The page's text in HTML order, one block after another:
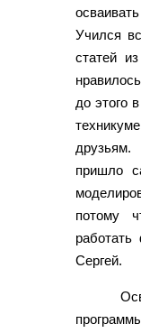
Учился
статей
до этого
пришло
потому
работать
Сергей.